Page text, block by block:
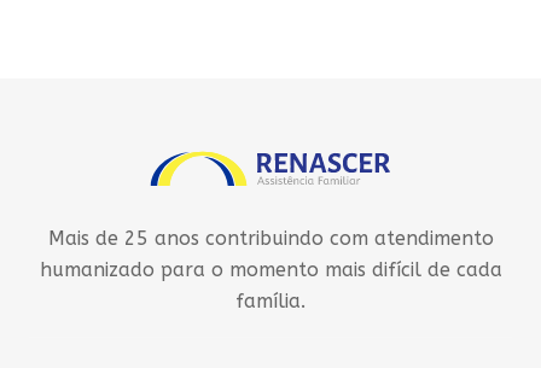
Mais de 25 anos contribuindo com atendimento
humanizado para o momento mais difícil de cada
família.